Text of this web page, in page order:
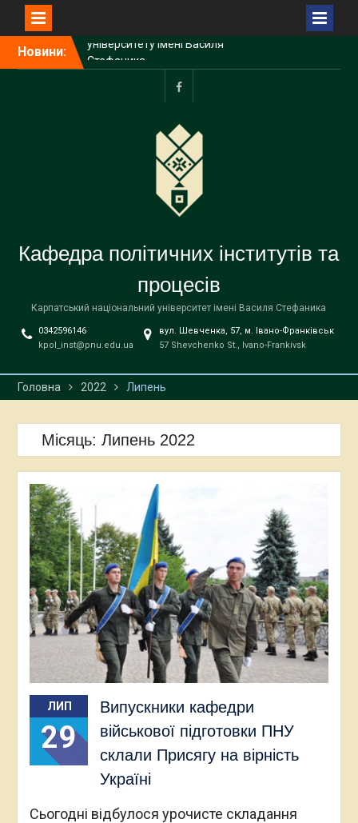
Новини:
З Різдвом Христовим!
З НОВИМ РОКОМ!
Затверджено склад
Наглядової ради
університету імені Василя
facebook
Кафедра політичних інститутів та
процесів
Карпатський національний університет імені Василя Стефаника
0342596146
kpol_inst@pnu.edu.ua
вул. Шевченка, 57, м. Івано-Франківськ
57 Shevchenko St., Ivano-Frankivsk
Головна 2022 Липень
Місяць: Липень 2022
ЛИП
29
Випускники кафедри
військової підготовки ПНУ
склали Присягу на вірність
Україні
Сьогодні відбулося урочисте складання